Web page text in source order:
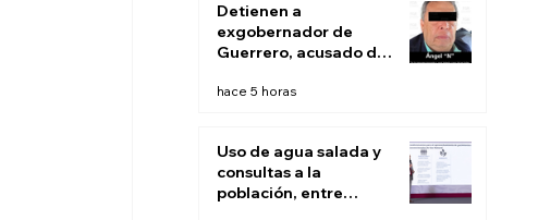
Detienen a
exgobernador de
Guerrero, acusado de
caso Ayotzinapa
hace 5 horas
Uso de agua salada y
consultas a la
población, entre